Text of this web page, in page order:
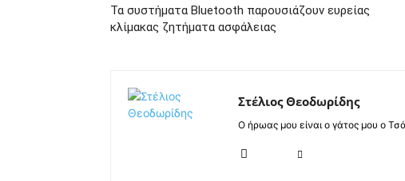
Τα συστήματα Bluetooth παρουσιάζουν ευρείας
κλίμακας ζητήματα ασφάλειας
Στέλιος Θεοδωρίδης
Ο ήρωας μου είναι ο γάτος μου ο